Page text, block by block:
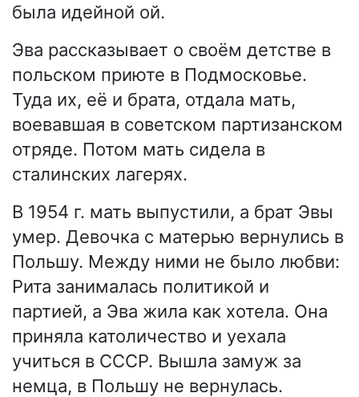
была идейной ой.
Эва рассказывает о своём детстве в
польском приюте в Подмосковье.
Туда их, её и брата, отдала мать,
воевавшая в советском партизанском
отряде. Потом мать сидела в
сталинских лагерях.
В 1954 г. мать выпустили, а брат Эвы
умер. Девочка с матерью вернулись в
Польшу. Между ними не было любви:
Рита занималась политикой и
партией, а Эва жила как хотела. Она
приняла католичество и уехала
учиться в СССР. Вышла замуж за
немца, в Польшу не вернулась.